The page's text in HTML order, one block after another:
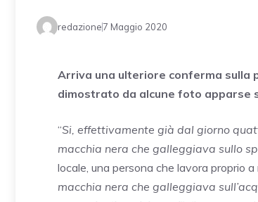
redazione7 Maggio 2020
Arriva una ulteriore conferma sulla
dimostrato da alcune foto apparse
“Si, effettivamente già dal giorno
macchia nera che galleggiava sullo
locale, una persona che lavora proprio a
macchia nera che galleggiava